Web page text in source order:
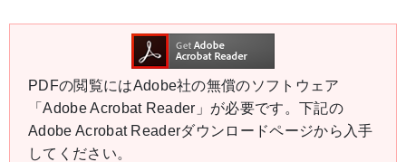
PDFの閲覧にはAdobe社の無償のソフトウェア
「Adobe Acrobat Reader」が必要です。下記の
Adobe Acrobat Readerダウンロードページから入手
してください。